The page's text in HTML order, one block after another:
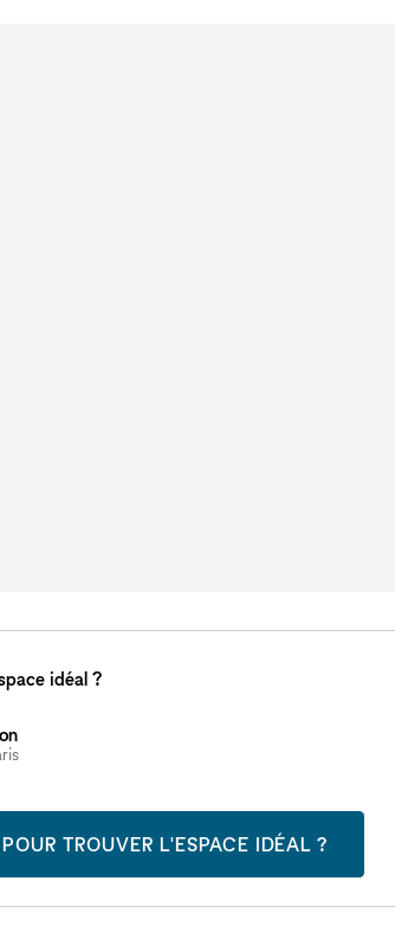
idéal ?
TROUVER L'ESPACE IDÉAL ?